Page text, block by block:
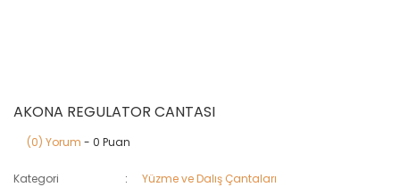
AKONA REGULATOR CANTASI
(0) Yorum - 0 Puan
Kategori
Yüzme ve Dalış Çantaları